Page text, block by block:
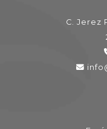
C. Jerez